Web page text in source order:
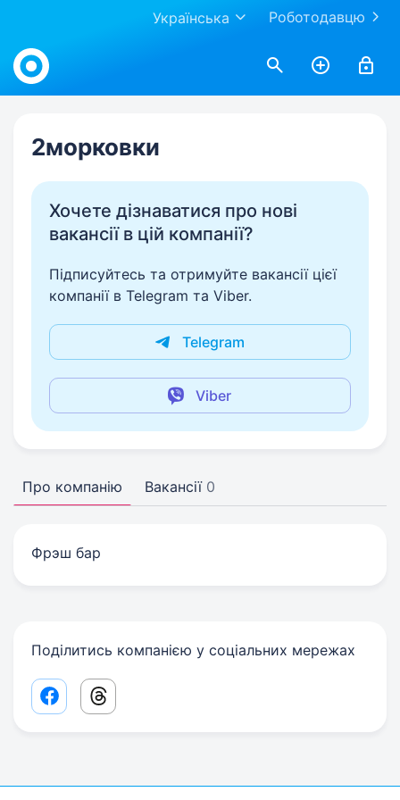
Роботодавцю
Українська
Work.ua
2морковки
Хочете дізнаватися про нові
вакансії в цій компанії?
Підписуйтесь та отримуйте вакансії цієї
компанії в Telegram та Viber.
Telegram
Viber
Про компанію Вакансії 0
Фрэш бар
Поділитись компанією у соціальних мережах
Facebook share link
Threads share link